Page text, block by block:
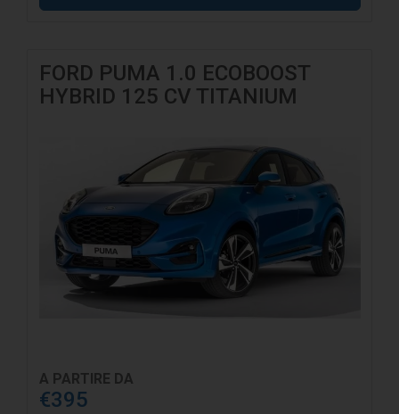
FORD PUMA 1.0 ECOBOOST
HYBRID 125 CV TITANIUM
A PARTIRE DA
€395